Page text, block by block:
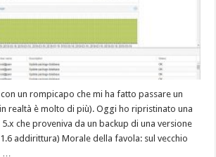
un rompicapo che mi ha fatto passare un
realtà è molto di più). Oggi ho ripristinato una
che proveniva da un backup di una versione
addirittura) Morale della favola: sul vecchio